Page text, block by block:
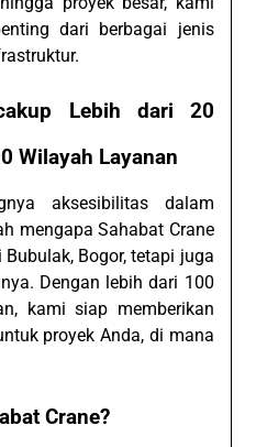
dari berbagai jenis
Lebih dari 20
Wilayah Layanan
aksesibilitas dalam
mengapa Sahabat Crane
Bogor, tetapi juga
Dengan lebih dari 100
kami siap memberikan
proyek Anda, di mana
Crane?